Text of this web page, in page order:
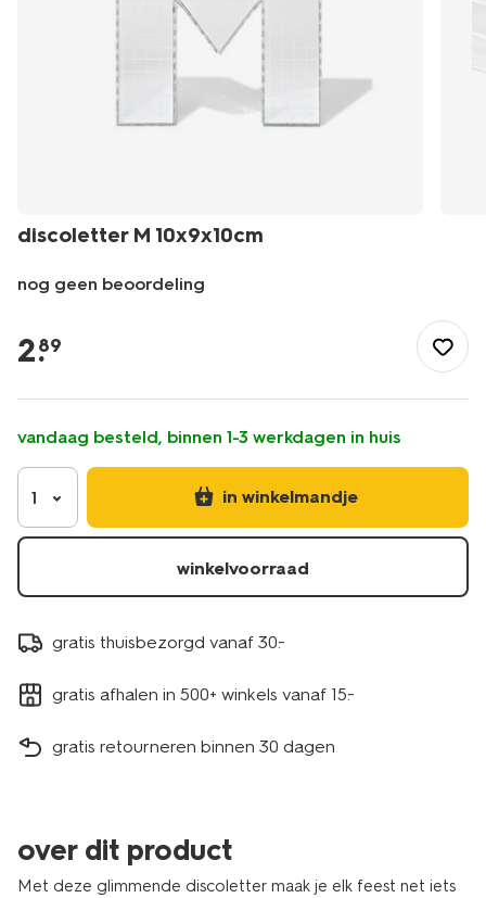
discoletter M 10x9x10cm
nog geen beoordeling
cadeau/versiering/fotobooth-
accessoires/discoletter-
10x9x10cm-
14250286.html
2.
89
vandaag besteld, binnen 1-3 werkdagen in huis
1 in winkelmandje
winkelvoorraad
gratis thuisbezorgd vanaf 30.-
gratis afhalen in 500+ winkels vanaf 15.-
gratis retourneren binnen 30 dagen
over dit product
Met deze glimmende discoletter maak je elk feest net iets